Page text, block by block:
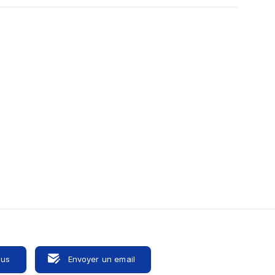
Envoyer un email